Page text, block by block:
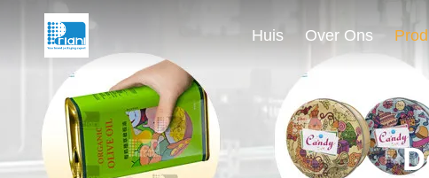
Huis Over Ons